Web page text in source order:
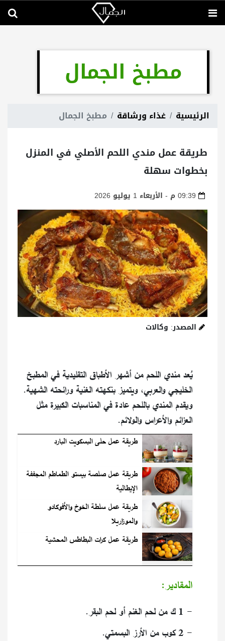
مطبخ الجمال
الرئيسية غذاء ورشاقة مطبخ الجمال
طريقة عمل مندي اللحم الأصلي في المنزل
بخطوات سهلة
المصدر: وكالات
يُعد مندي اللحم من أشهر الأطباق التقليدية في المطبخ
الخليجي والعربي، ويتميز بنكهته الغنية ورائحته الشهية.
ويقدم المندي باللحم عادة في المناسبات الكبيرة مثل
العزائم والأعراس والولائم.
طريقة عمل حلى البسكويت البارد
طريقة عمل صلصة بيستو الطماطم المجففة
الإيطالية
طريقة عمل سلطة الخوخ والأفوكادو
والموزاريلا
طريقة عمل كرات البطاطس المحشية
المقادير:
- 1 ك من لحم الغنم أو لحم البقر.
- 2 كوب من الأرز البسمتي.